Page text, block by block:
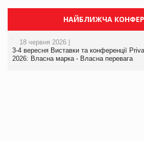
НАЙБЛИЖЧА
18 червня 2026 |
3-4 вересня Виставки та конференції
2026: Власна марка - Власна перевага